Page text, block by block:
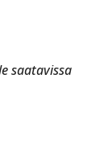
saatavissa